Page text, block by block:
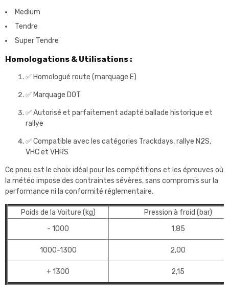
Medium
Tendre
Super Tendre
Homologations & Utilisations :
✅ Homologué route (marquage E)
✅ Marquage DOT
✅ Autorisé et parfaitement adapté ballade historique et
rallye
✅ Compatible avec les catégories Trackdays, rallye N2S,
VHC et VHRS
Ce pneu est le choix idéal pour les compétitions et les épreuves où
la météo impose des contraintes sévères, sans compromis sur la
performance ni la conformité réglementaire.
Poids de la Voiture (kg)
Pression à froid (bar)
- 1000
1,85
1000-1300 2,00
+ 1300 2,15